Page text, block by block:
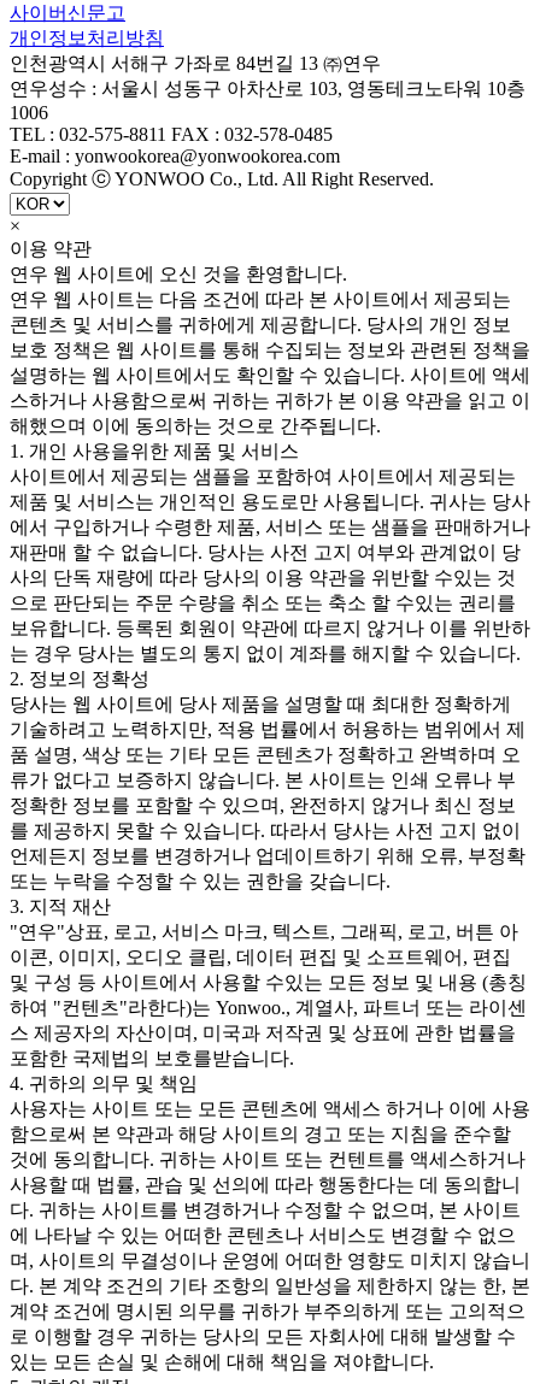
사이버신문고
개인정보처리방침
인천광역시 서해구 가좌로 84번길 13 ㈜연우
연우성수 : 서울시 성동구 아차산로 103, 영동테크노타워 10층
1006
TEL : 032-575-8811 FAX : 032-578-0485
E-mail : yonwookorea@yonwookorea.com
Copyright ⓒ YONWOO Co., Ltd. All Right Reserved.
×
이용 약관
연우 웹 사이트에 오신 것을 환영합니다.
연우 웹 사이트는 다음 조건에 따라 본 사이트에서 제공되는
콘텐츠 및 서비스를 귀하에게 제공합니다. 당사의 개인 정보
보호 정책은 웹 사이트를 통해 수집되는 정보와 관련된 정책을
설명하는 웹 사이트에서도 확인할 수 있습니다. 사이트에 액세
스하거나 사용함으로써 귀하는 귀하가 본 이용 약관을 읽고 이
해했으며 이에 동의하는 것으로 간주됩니다.
1. 개인 사용을위한 제품 및 서비스
사이트에서 제공되는 샘플을 포함하여 사이트에서 제공되는
제품 및 서비스는 개인적인 용도로만 사용됩니다. 귀사는 당사
에서 구입하거나 수령한 제품, 서비스 또는 샘플을 판매하거나
재판매 할 수 없습니다. 당사는 사전 고지 여부와 관계없이 당
사의 단독 재량에 따라 당사의 이용 약관을 위반할 수있는 것
으로 판단되는 주문 수량을 취소 또는 축소 할 수있는 권리를
보유합니다. 등록된 회원이 약관에 따르지 않거나 이를 위반하
는 경우 당사는 별도의 통지 없이 계좌를 해지할 수 있습니다.
2. 정보의 정확성
당사는 웹 사이트에 당사 제품을 설명할 때 최대한 정확하게
기술하려고 노력하지만, 적용 법률에서 허용하는 범위에서 제
품 설명, 색상 또는 기타 모든 콘텐츠가 정확하고 완벽하며 오
류가 없다고 보증하지 않습니다. 본 사이트는 인쇄 오류나 부
정확한 정보를 포함할 수 있으며, 완전하지 않거나 최신 정보
를 제공하지 못할 수 있습니다. 따라서 당사는 사전 고지 없이
언제든지 정보를 변경하거나 업데이트하기 위해 오류, 부정확
또는 누락을 수정할 수 있는 권한을 갖습니다.
3. 지적 재산
"연우"상표, 로고, 서비스 마크, 텍스트, 그래픽, 로고, 버튼 아
이콘, 이미지, 오디오 클립, 데이터 편집 및 소프트웨어, 편집
및 구성 등 사이트에서 사용할 수있는 모든 정보 및 내용 (총칭
하여 "컨텐츠"라한다)는 Yonwoo., 계열사, 파트너 또는 라이센
스 제공자의 자산이며, 미국과 저작권 및 상표에 관한 법률을
포함한 국제법의 보호를받습니다.
4. 귀하의 의무 및 책임
사용자는 사이트 또는 모든 콘텐츠에 액세스 하거나 이에 사용
함으로써 본 약관과 해당 사이트의 경고 또는 지침을 준수할
것에 동의합니다. 귀하는 사이트 또는 컨텐트를 액세스하거나
사용할 때 법률, 관습 및 선의에 따라 행동한다는 데 동의합니
다. 귀하는 사이트를 변경하거나 수정할 수 없으며, 본 사이트
에 나타날 수 있는 어떠한 콘텐츠나 서비스도 변경할 수 없으
며, 사이트의 무결성이나 운영에 어떠한 영향도 미치지 않습니
다. 본 계약 조건의 기타 조항의 일반성을 제한하지 않는 한, 본
계약 조건에 명시된 의무를 귀하가 부주의하게 또는 고의적으
로 이행할 경우 귀하는 당사의 모든 자회사에 대해 발생할 수
있는 모든 손실 및 손해에 대해 책임을 져야합니다.